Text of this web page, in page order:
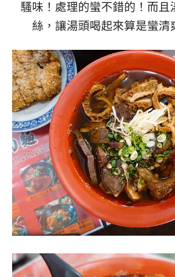
騷味！處理的蠻不錯的！而且
絲，讓湯頭喝起來算是蠻清